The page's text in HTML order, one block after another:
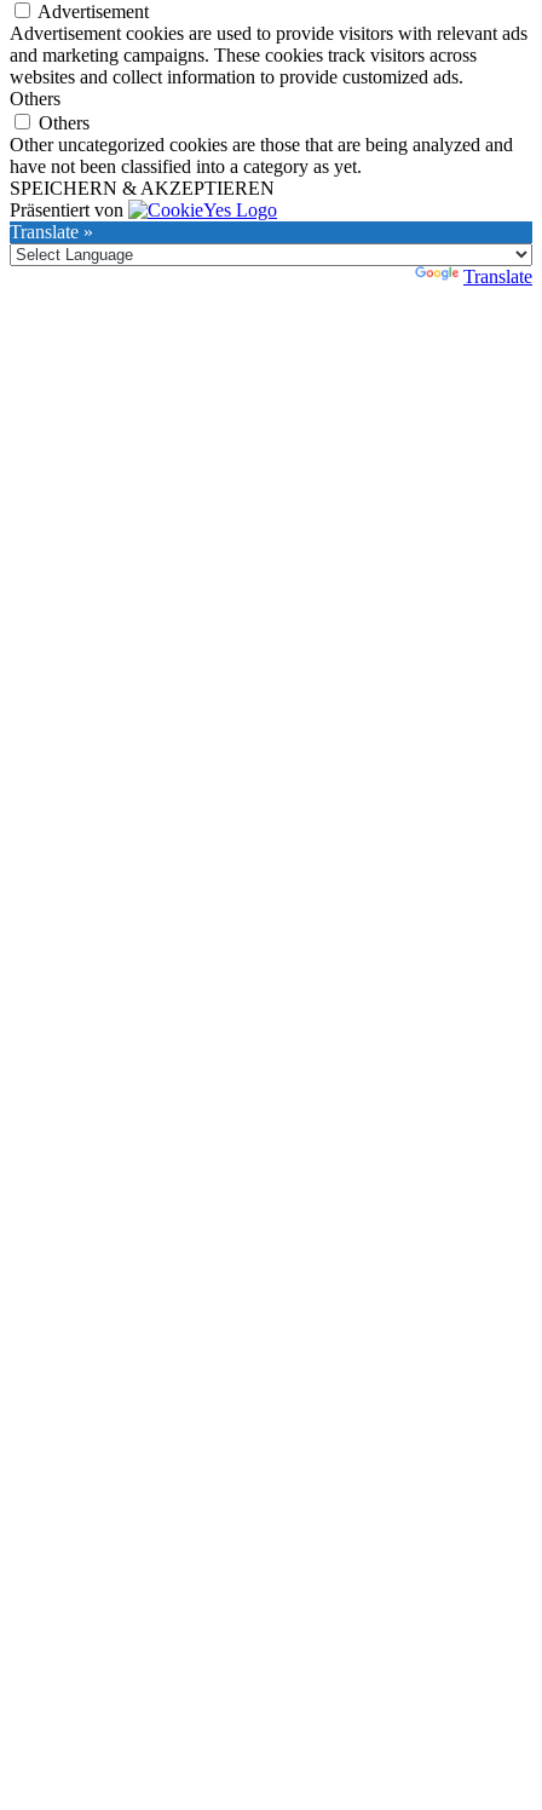
Advertisement
Advertisement cookies are used to provide visitors with relevant ads
and marketing campaigns. These cookies track visitors across
websites and collect information to provide customized ads.
Others
Others
Other uncategorized cookies are those that are being analyzed and
have not been classified into a category as yet.
SPEICHERN & AKZEPTIEREN
Präsentiert von
Translate »
Translate